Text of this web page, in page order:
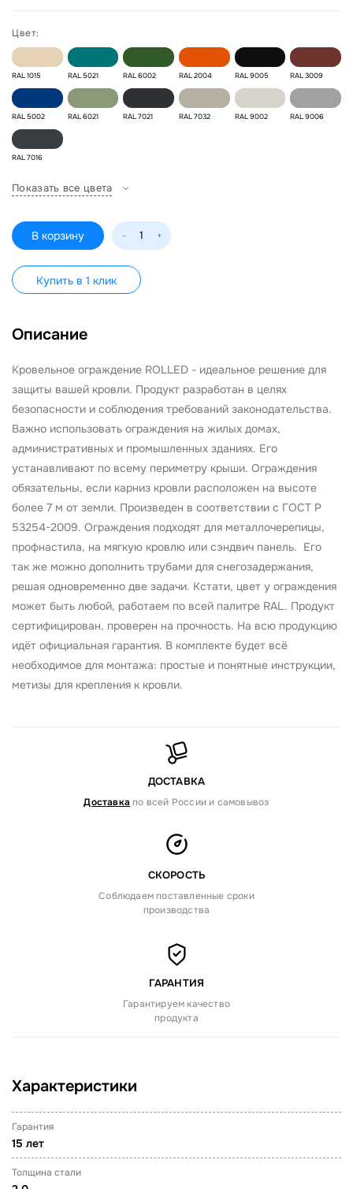
Цвет:
RAL 1015 RAL 5021 RAL 6002 RAL 2004 RAL 9005 RAL 3009
RAL 5002 RAL 6021 RAL 7021 RAL 7032 RAL 9002 RAL 9006
RAL 7016
Показать все цвета
В корзину - +
Купить в 1 клик
Описание
Кровельное ограждение ROLLED - идеальное решение для
защиты вашей кровли. Продукт разработан в целях
безопасности и соблюдения требований законодательства.
Важно использовать ограждения на жилых домах,
административных и промышленных зданиях. Его
устанавливают по всему периметру крыши. Ограждения
обязательны, если карниз кровли расположен на высоте
более 7 м от земли. Произведен в соответствии с ГОСТ Р
53254-2009. Ограждения подходят для металлочерепицы,
профнастила, на мягкую кровлю или сэндвич панель. Его
так же можно дополнить трубами для снегозадержания,
решая одновременно две задачи. Кстати, цвет у ограждения
может быть любой, работаем по всей палитре RAL. Продукт
сертифицирован, проверен на прочность. На всю продукцию
идёт официальная гарантия. В комплекте будет всё
необходимое для монтажа: простые и понятные инструкции,
метизы для крепления к кровли.
ДОСТАВКА
Доставка по всей России и самовывоз
СКОРОСТЬ
Соблюдаем поставленные сроки
производства
ГАРАНТИЯ
Гарантируем качество
продукта
Характеристики
Гарантия
15 лет
Толщина стали